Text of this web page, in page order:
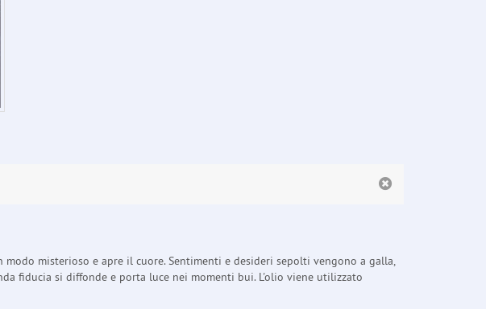
misterioso e apre il cuore. Sentimenti e desideri sepolti vengono a galla,
fiducia si diffonde e porta luce nei momenti bui. L'olio viene utilizzato